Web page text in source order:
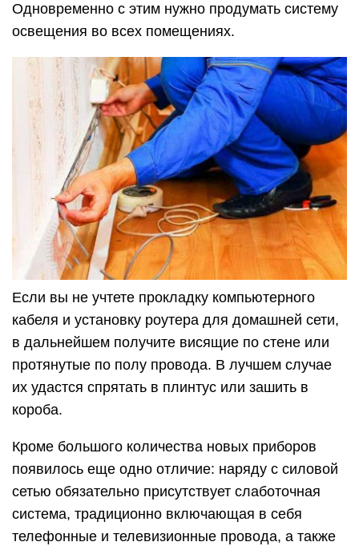
Одновременно с этим нужно продумать систему
освещения во всех помещениях.
Если вы не учтете прокладку компьютерного
кабеля и установку роутера для домашней сети,
в дальнейшем получите висящие по стене или
протянутые по полу провода. В лучшем случае
их удастся спрятать в плинтус или зашить в
короба.
Кроме большого количества новых приборов
появилось еще одно отличие: наряду с силовой
сетью обязательно присутствует слаботочная
система, традиционно включающая в себя
телефонные и телевизионные провода, а также